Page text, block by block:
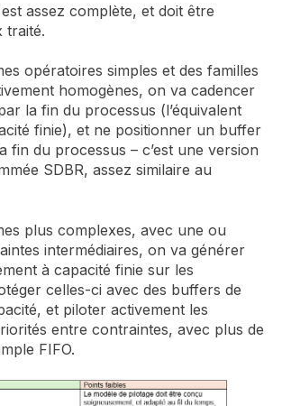
assez complète, et doit être
traité.
opératoires simples et des familles
homogènes, on va cadencer
la fin du processus (l’équivalent
finie), et ne positionner un buffer
fin du processus – c’est une version
SDBR, assez similaire au
plus complexes, avec une ou
intermédiaires, on va générer
à capacité finie sur les
celles-ci avec des buffers de
et piloter activement les
entre contraintes, avec plus de
FIFO.